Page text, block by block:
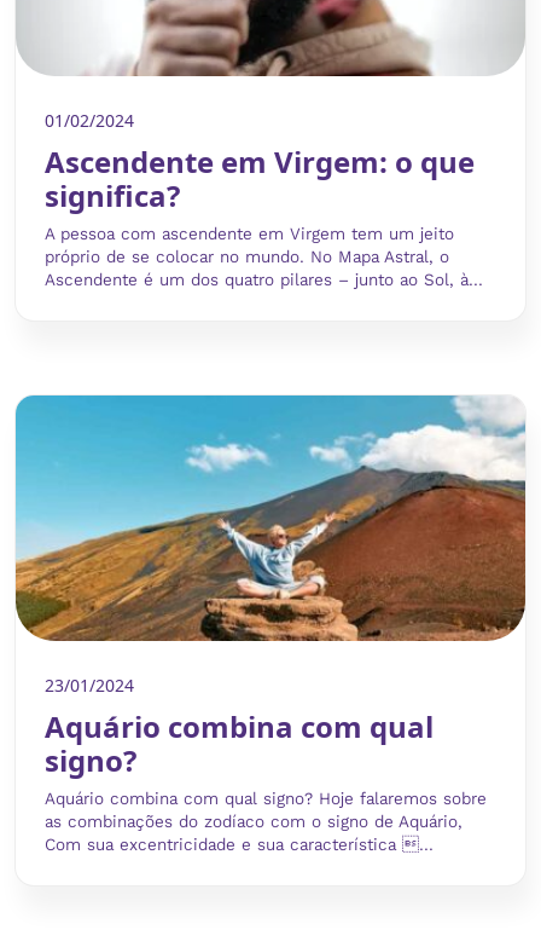
01/02/2024
Ascendente em Virgem: o que
significa?
A pessoa com ascendente em Virgem tem um jeito
próprio de se colocar no mundo. No Mapa Astral, o
Ascendente é um dos quatro pilares – junto ao Sol, à...
23/01/2024
Aquário combina com qual
signo?
Aquário combina com qual signo? Hoje falaremos sobre
as combinações do zodíaco com o signo de Aquário,
Com sua excentricidade e sua característica ...